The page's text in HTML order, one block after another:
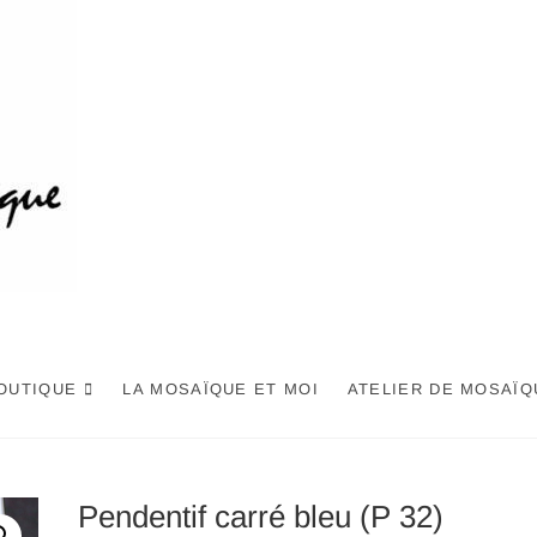
LA MOSAÏQUE ET MOI ATELIER DE
Pendentif carré bleu (P 32)